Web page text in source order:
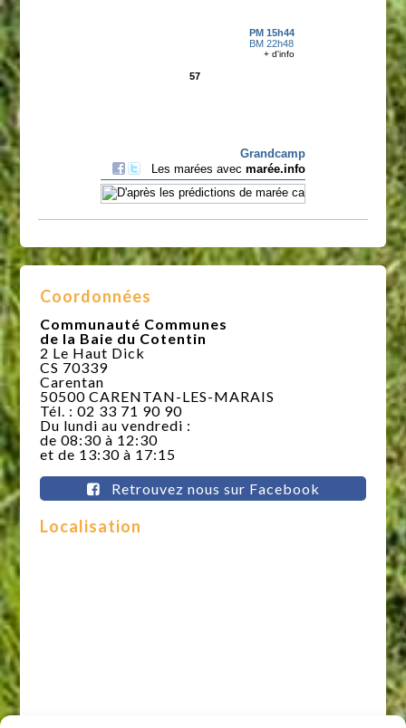
Coordonnées
Communauté Communes
de la Baie du Cotentin
2 Le Haut Dick
CS 70339
Carentan
50500 CARENTAN-LES-MARAIS
Tél. : 02 33 71 90 90
Du lundi au vendredi :
de 08:30 à 12:30
et de 13:30 à 17:15
Retrouvez nous sur Facebook
Localisation